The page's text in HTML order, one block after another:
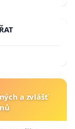
a zvlášť